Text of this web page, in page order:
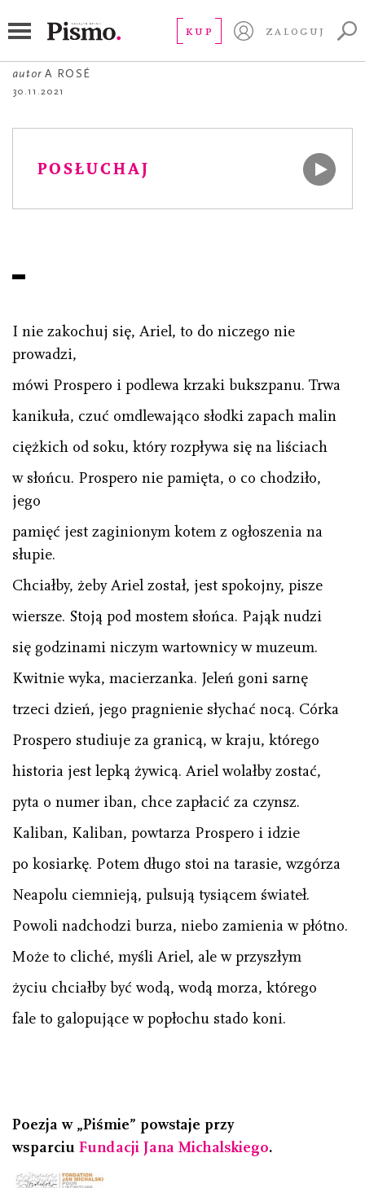
KUP ZALOGUJ
Pieśń Prospero
autor A ROSÉ
30.11.2021
POSŁUCHAJ
I nie zakochuj się, Ariel, to do niczego nie
prowadzi,
mówi Prospero i podlewa krzaki bukszpanu. Trwa
kanikuła, czuć omdlewająco słodki zapach malin
ciężkich od soku, który rozpływa się na liściach
w słońcu. Prospero nie pamięta, o co chodziło,
jego
pamięć jest zaginionym kotem z ogłoszenia na
słupie.
Chciałby, żeby Ariel został, jest spokojny, pisze
wiersze. Stoją pod mostem słońca. Pająk nudzi
się godzinami niczym wartownicy w muzeum.
Kwitnie wyka, macierzanka. Jeleń goni sarnę
trzeci dzień, jego pragnienie słychać nocą. Córka
Prospero studiuje za granicą, w kraju, którego
historia jest lepką żywicą. Ariel wolałby zostać,
pyta o numer iban, chce zapłacić za czynsz.
Kaliban, Kaliban, powtarza Prospero i idzie
po kosiarkę. Potem długo stoi na tarasie, wzgórza
Neapolu ciemnieją, pulsują tysiącem świateł.
Powoli nadchodzi burza, niebo zamienia w płótno.
Może to cliché, myśli Ariel, ale w przyszłym
życiu chciałby być wodą, wodą morza, którego
fale to galopujące w popłochu stado koni.
Poezja w „Piśmie” powstaje przy
wsparciu Fundacji Jana Michalskiego.